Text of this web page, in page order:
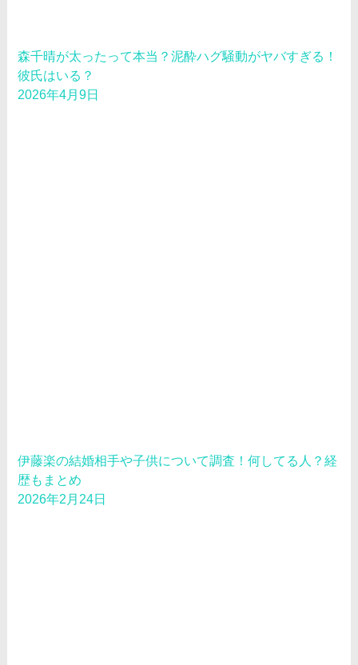
森千晴が太ったって本当？泥酔ハグ騒動がヤバすぎる！
彼氏はいる？
2026年4月9日
伊藤楽の結婚相手や子供について調査！何してる人？経
歴もまとめ
2026年2月24日